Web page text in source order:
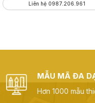
Liên hệ 0987.206.961
MẪU MÃ ĐA
Hơn 1000 mẫu